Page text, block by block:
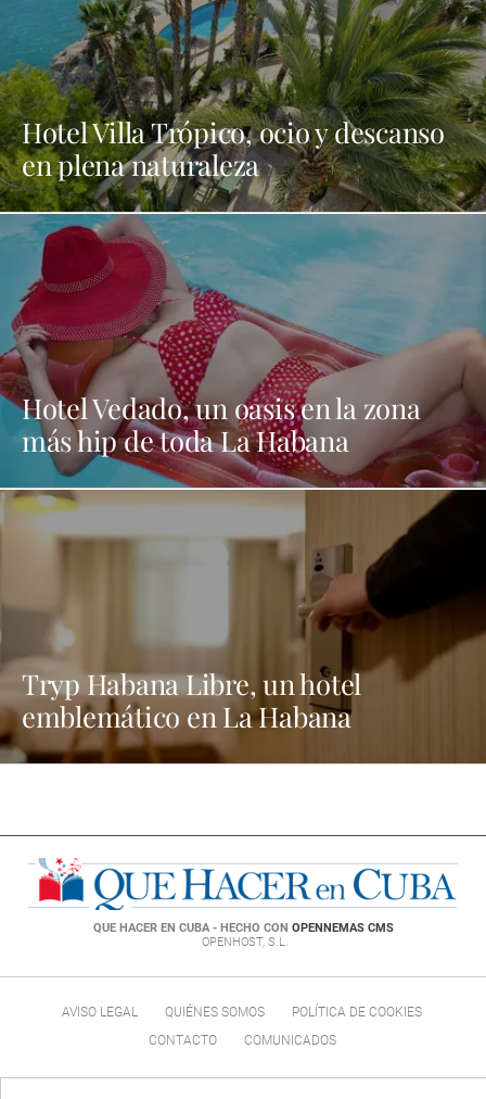
Hotel Villa Trópico, ocio y descanso
en plena naturaleza
Hotel Vedado, un oasis en la zona
más hip de toda La Habana
Tryp Habana Libre, un hotel
emblemático en La Habana
QUE HACER EN CUBA - HECHO CON OPENNEMAS CMS
OPENHOST, S.L.
AVISO LEGAL QUIÉNES SOMOS
POLÍTICA DE COOKIES
CONTACTO
COMUNICADOS